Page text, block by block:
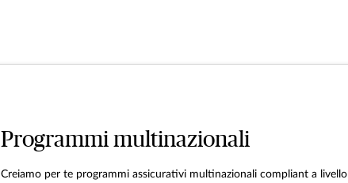
Programmi multinazionali
Creiamo per te programmi assicurativi multinazionali compliant a livello